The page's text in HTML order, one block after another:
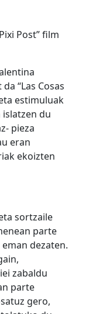
Post” film
“Las Cosas
estimuluak
du
pieza
eran
ekoizten
sortzaile
parte
dezaten.
zabaldu
parte
gero,